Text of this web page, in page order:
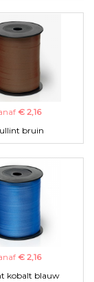
€ 2,16
bruin
€ 2,16
kobalt blauw